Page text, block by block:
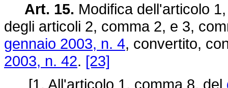
Art. 15. Modifica dell'articolo
degli articoli 2, comma 2, e 3,
gennaio 2003, n. 4, convertito,
2003, n. 42. [23]
[1. All'articolo 1, comma 8, del